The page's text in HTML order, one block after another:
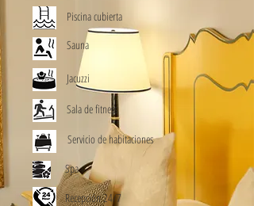
Piscina cubierta
Sauna
Jacuzzi
Sala de fitness
Servicio de habitaciones
Spa
Recepción 24/7